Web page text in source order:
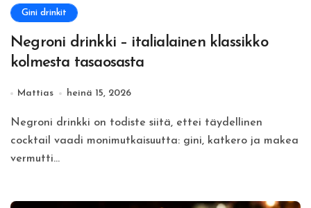
Gini drinkit
Negroni drinkki – italialainen klassikko
kolmesta tasaosasta
Mattias heinä 15, 2026
Negroni drinkki on todiste siitä, ettei täydellinen
cocktail vaadi monimutkaisuutta: gini, katkero ja makea
vermutti...